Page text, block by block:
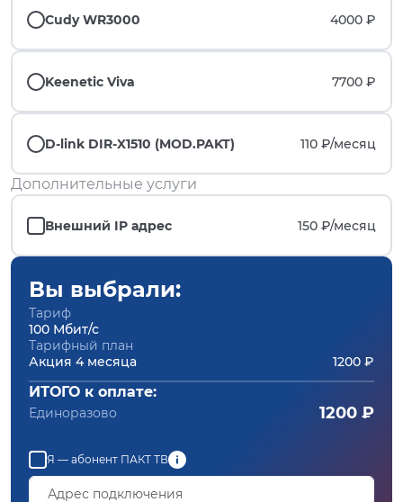
Cudy WR3000 4000 ₽
Keenetic Viva 7700 ₽
D-link DIR-X1510 (MOD.PAKT) 110 ₽/месяц
Дополнительные услуги
Внешний IP адрес 150 ₽/месяц
Вы выбрали:
Тариф
100 Мбит/с
Тарифный план
Акция 4 месяца
1200 ₽
ИТОГО к оплате:
Единоразово 1200 ₽
Я — абонент ПАКТ ТВ